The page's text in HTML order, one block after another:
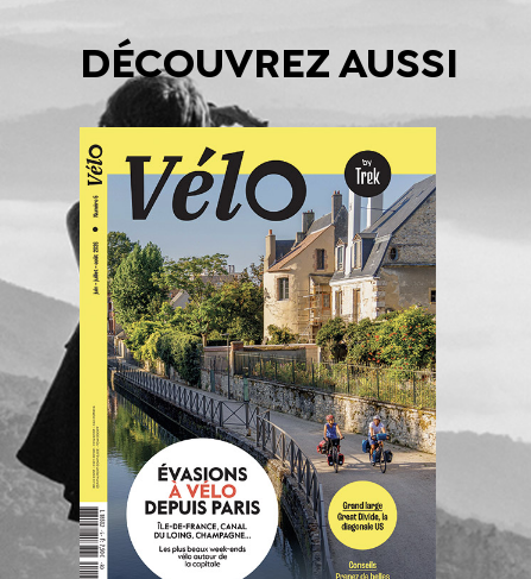
DÉCOUVREZ AUSSI